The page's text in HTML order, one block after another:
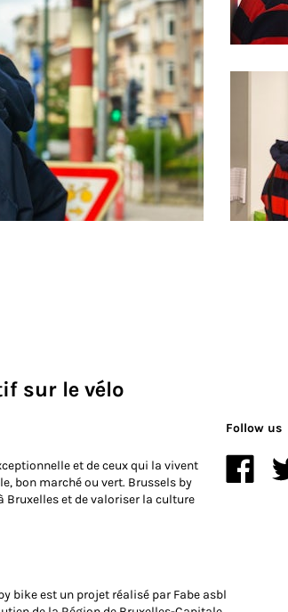
sur le vélo
et de ceux qui la vivent
bon marché ou vert. Brussels by
Bruxelles et de valoriser la culture
Follow us
bike est un projet réalisé par Fabe asbl